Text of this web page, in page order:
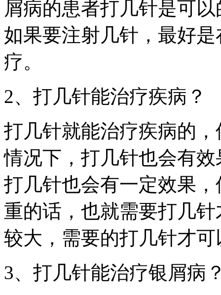
屑病的患者打几针是可
如果要注射几针，最好
疗。
2、打几针能治疗疾病？
打几针就能治疗疾病的
情况下，打几针也会有
打几针也会有一定效果
重的话，也就需要打几
较大，需要的打几针才
3、打几针能治疗银屑病